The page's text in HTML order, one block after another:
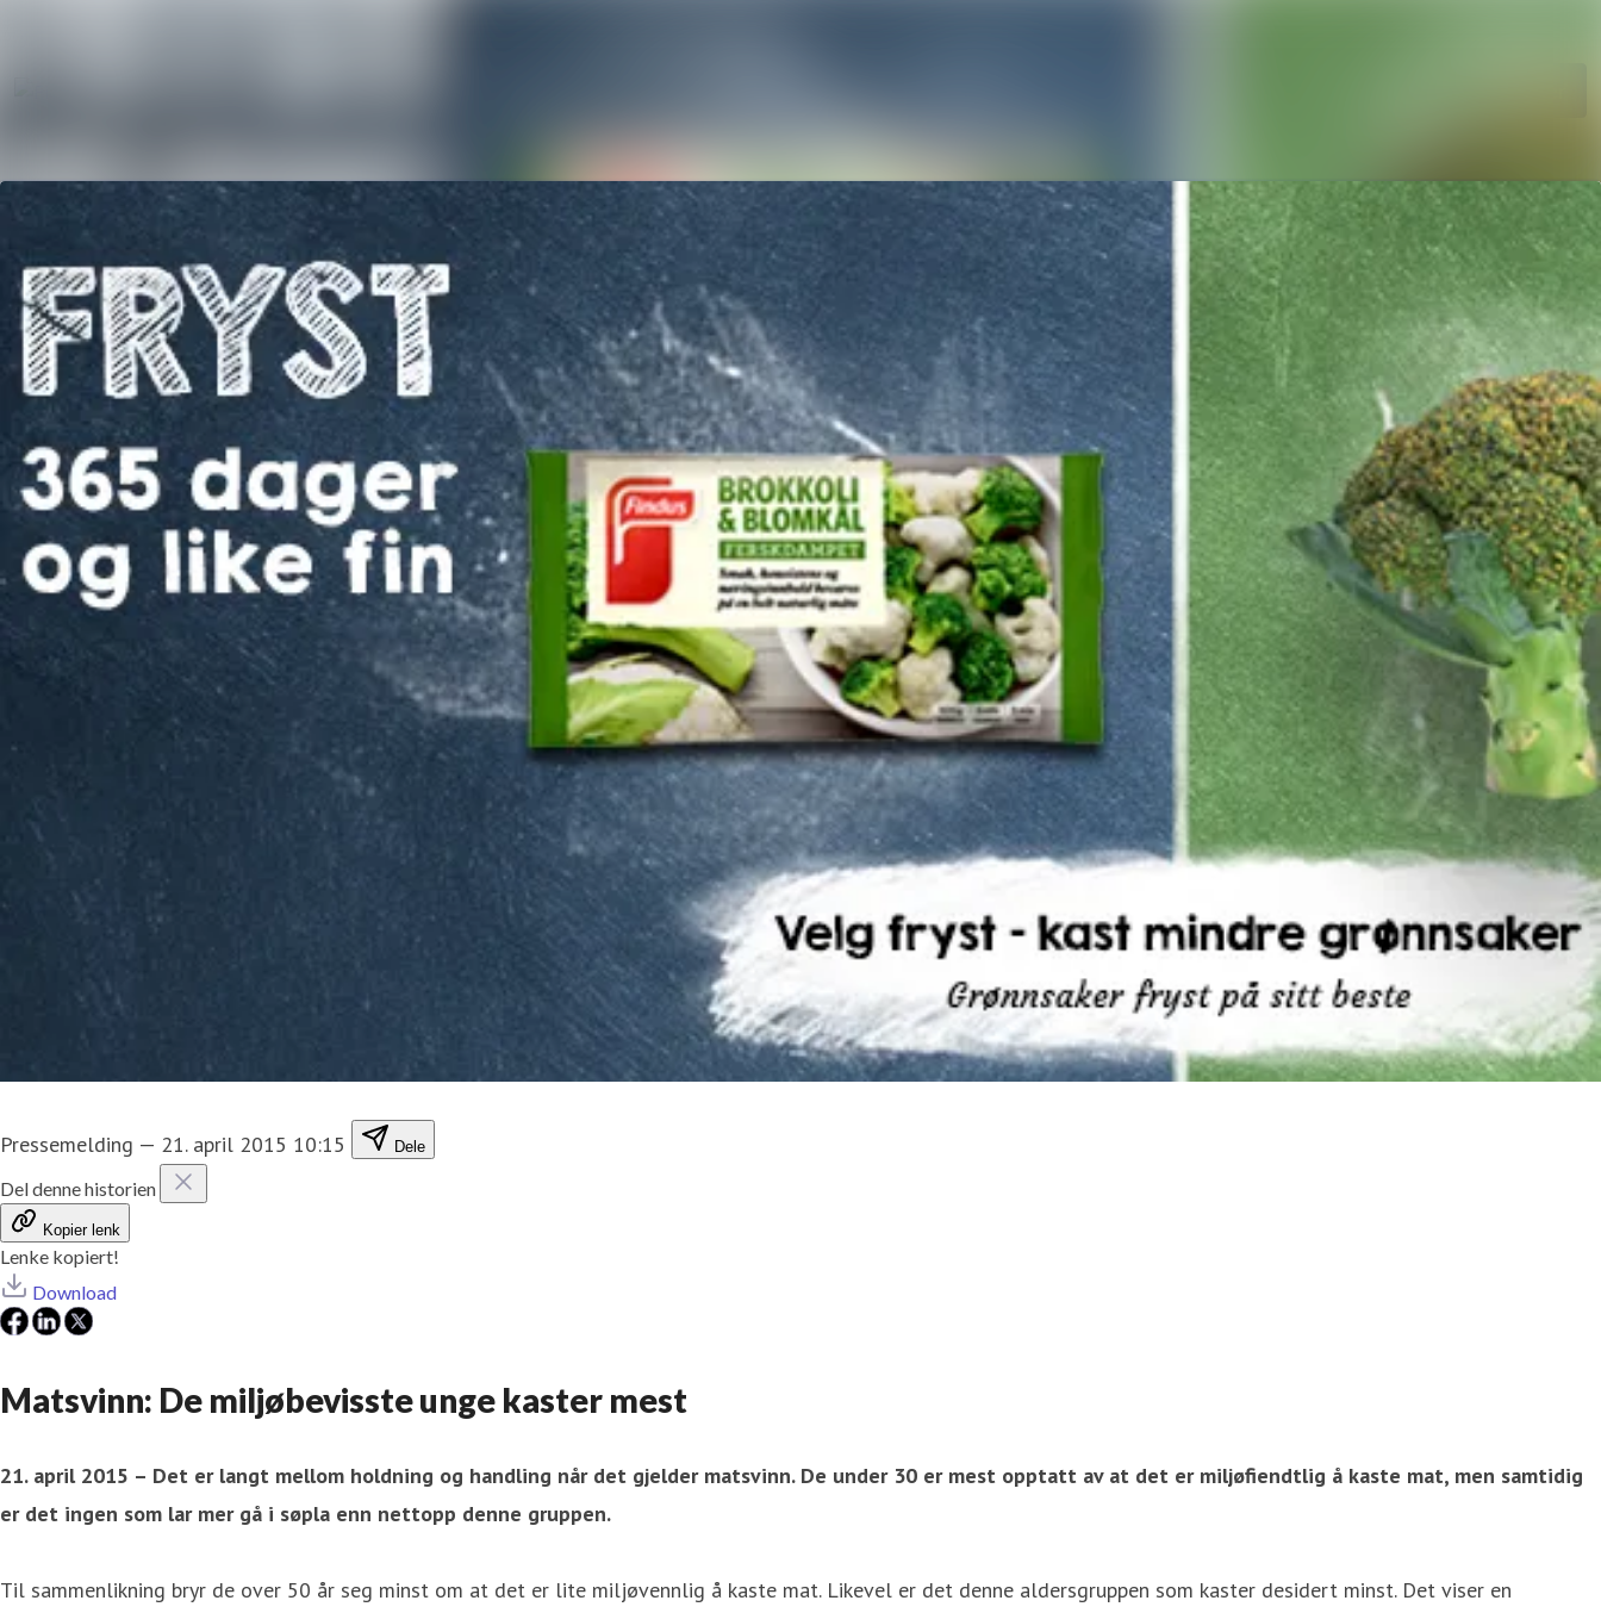
Pressemelding — 21. april 2015 10:15 Dele
Del denne historien
Kopier lenk
Lenke kopiert!
Download
Matsvinn: De miljøbevisste unge kaster mest
21. april 2015 – Det er langt mellom holdning og handling når det gjelder matsvinn. De under 30 er mest opptatt av at det er miljøfiendtlig å kaste mat, men samtidig
er det ingen som lar mer gå i søpla enn nettopp denne gruppen.
Til sammenlikning bryr de over 50 år seg minst om at det er lite miljøvennlig å kaste mat. Likevel er det denne aldersgruppen som kaster desidert minst. Det viser en